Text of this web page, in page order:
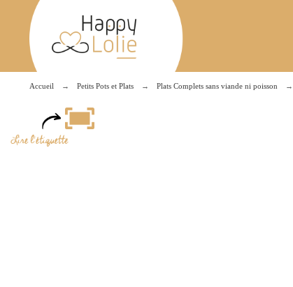
Accueil Petits Pots et Plats Plats Complets sans viande ni poisson